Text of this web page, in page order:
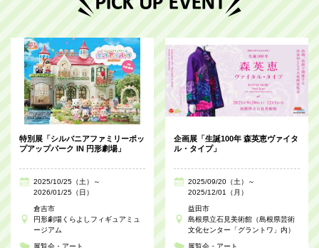
特別展「シルバニアファミリーポッ
プアップパーク IN 円形劇場」
2025/10/25（土）～
2026/01/25（日）
倉吉市
円形劇場くらよしフィギュアミュ
ージアム
展覧会・アート
企画展「生誕100年 森英恵ヴァイタ
ル・タイプ」
2025/09/20（土）～
2025/12/01（月）
益田市
島根県立石見美術館（島根県芸術
文化センター「グラントワ」内）
展覧会・アート